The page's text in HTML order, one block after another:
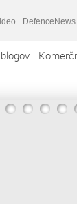
DefenceNews